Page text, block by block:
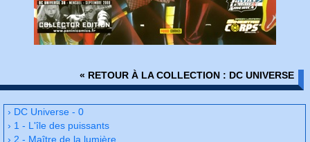
« RETOUR À LA COLLECTION : DC UNIVERSE
› DC Universe - 0
› 1 - L'île des puissants
› 2 - Maître de la lumière